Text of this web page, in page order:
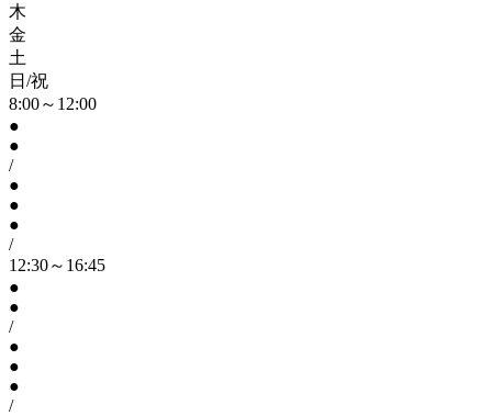
木
金
土
日/祝
8:00～12:00
●
●
/
●
●
●
/
12:30～16:45
●
●
/
●
●
●
/